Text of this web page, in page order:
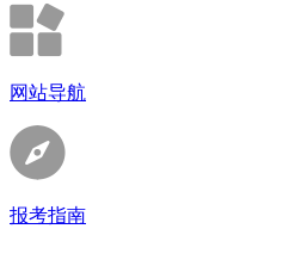
网站导航
报考指南